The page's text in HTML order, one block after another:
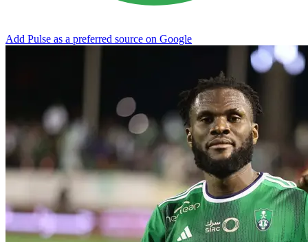
Add Pulse as a preferred source on Google